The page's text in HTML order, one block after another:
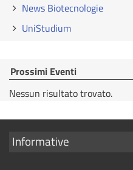
News Biotecnologie
UniStudium
Prossimi Eventi
Nessun risultato trovato.
Mostra
Informative